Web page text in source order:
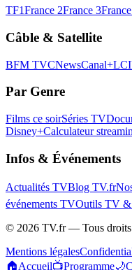
TF1France 2France 3
Câble & Satellite
BFM TVCNewsCanal+LCI
Par Genre
Films ce soirSéries TV
Disney+Calculateur
Infos & Événements
Actualités TVBlog TV.fr
événements TVOutils TV &
© 2026 TV.fr — Tous droits
Mentions légales
🏠Accueil📺Programme🌙